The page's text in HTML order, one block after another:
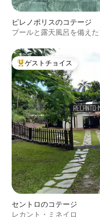
ピレノポリスのコテージ
プールと露天風呂を備え
大好評のゲストチョイスで
ゲストチョイス
セントロのコテージ
レカント・ミネイロ